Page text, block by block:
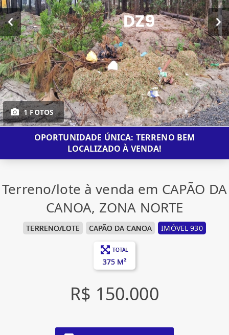
1 FOTOS
OPORTUNIDADE ÚNICA: TERRENO BEM
LOCALIZADO À VENDA!
Terreno/lote à venda em CAPÃO DA
CANOA, ZONA NORTE
TERRENO/LOTE CAPÃO DA CANOA IMÓVEL 930
TOTAL
375 M²
R$ 150.000